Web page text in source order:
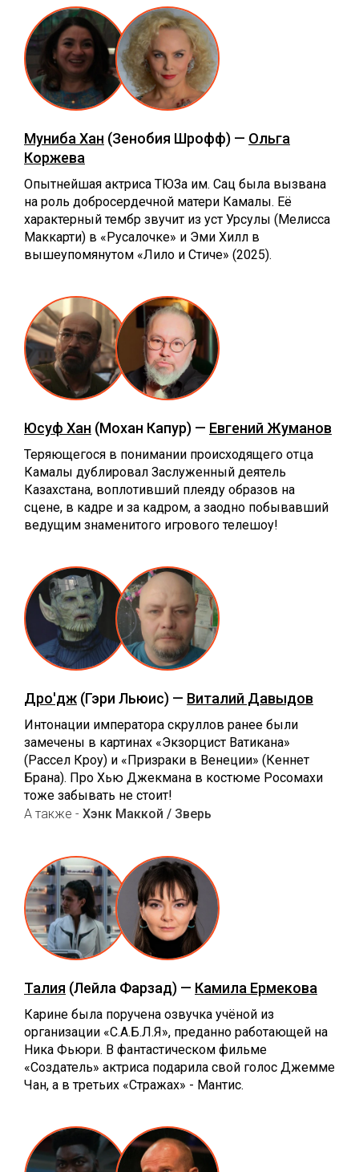
Муниба Хан (Зенобия Шрофф) — Ольга
Коржева
Опытнейшая актриса ТЮЗа им. Сац была вызвана
на роль добросердечной матери Камалы. Её
характерный тембр звучит из уст Урсулы (Мелисса
Маккарти) в «Русалочке» и Эми Хилл в
вышеупомянутом «Лило и Стиче» (2025).
Юсуф Хан (Мохан Капур) — Евгений Жуманов
Теряющегося в понимании происходящего отца
Камалы дублировал Заслуженный деятель
Казахстана, воплотивший плеяду образов на
сцене, в кадре и за кадром, а заодно побывавший
ведущим знаменитого игрового телешоу!
Дро'дж (Гэри Льюис) — Виталий Давыдов
Интонации императора скруллов ранее были
замечены в картинах «Экзорцист Ватикана»
(Рассел Кроу) и «Призраки в Венеции» (Кеннет
Брана). Про Хью Джекмана в костюме Росомахи
тоже забывать не стоит!
А также - Хэнк Маккой / Зверь
Талия (Лейла Фарзад) — Камила Ермекова
Карине была поручена озвучка учёной из
организации «С.А.Б.Л.Я», преданно работающей на
Ника Фьюри. В фантастическом фильме
«Создатель» актриса подарила свой голос Джемме
Чан, а в третьих «Стражах» - Мантис.